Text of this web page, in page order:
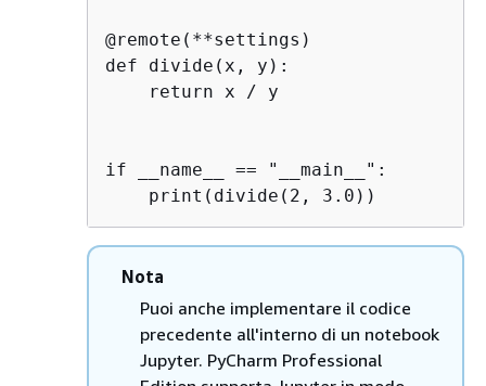
@remote(**settings)
def divide(x, y):
    return x / y
if __name__ == "__main__":
    print(divide(2, 3.0))
Nota
Puoi anche implementare il codice
precedente all'interno di un notebook
Jupyter. PyCharm Professional